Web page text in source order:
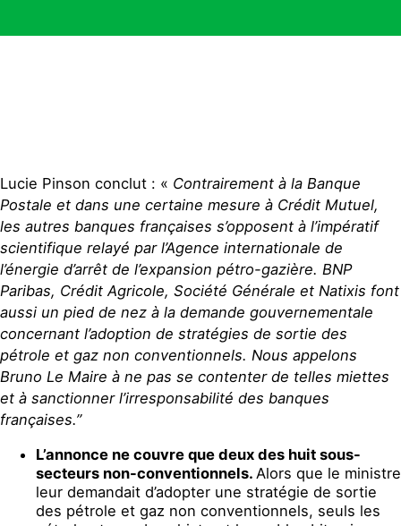
Lucie Pinson conclut : « Contrairement à la Banque
Postale et dans une certaine mesure à Crédit Mutuel,
les autres banques françaises s’opposent à l’impératif
scientifique relayé par l’Agence internationale de
l’énergie d’arrêt de l’expansion pétro-gazière. BNP
Paribas, Crédit Agricole, Société Générale et Natixis font
aussi un pied de nez à la demande gouvernementale
concernant l’adoption de stratégies de sortie des
pétrole et gaz non conventionnels. Nous appelons
Bruno Le Maire à ne pas se contenter de telles miettes
et à sanctionner l’irresponsabilité des banques
françaises.”
L’annonce ne couvre que deux des huit sous-
secteurs non-conventionnels. Alors que le ministre
leur demandait d’adopter une stratégie de sortie
des pétrole et gaz non conventionnels, seuls les